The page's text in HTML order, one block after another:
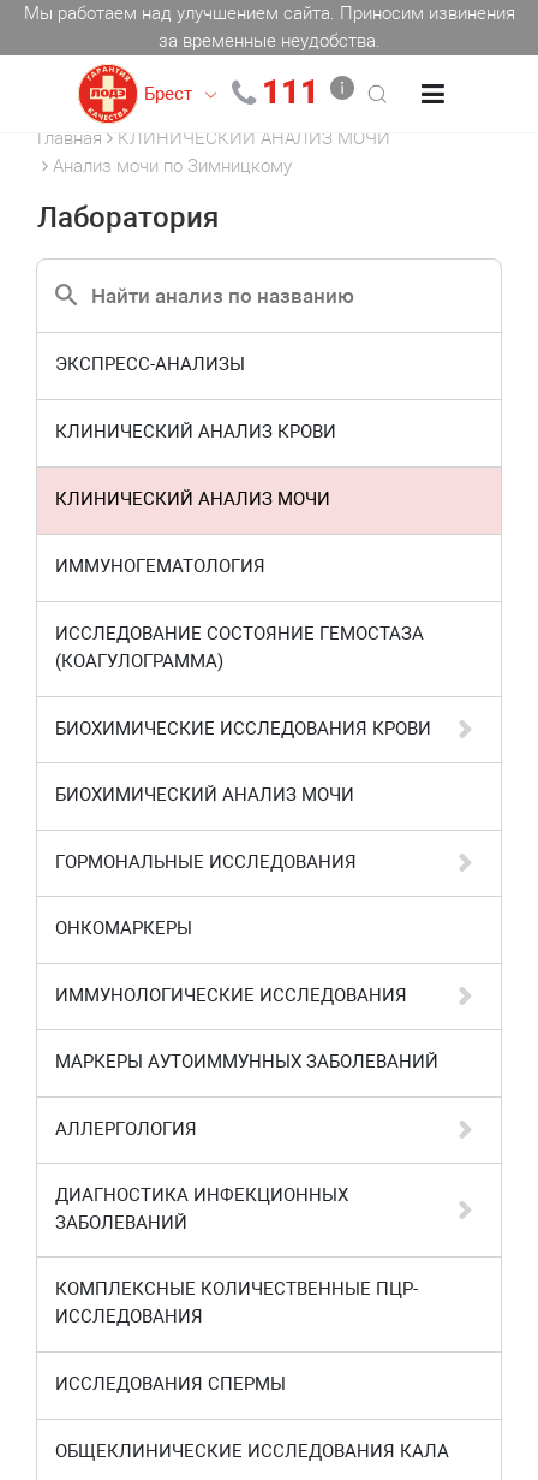
Мы работаем над улучшением сайта. Приносим извинения
за временные неудобства.
Брест 111
Главная
КЛИНИЧЕСКИЙ АНАЛИЗ МОЧИ
Анализ мочи по Зимницкому
Лаборатория
ЭКСПРЕСС-АНАЛИЗЫ
КЛИНИЧЕСКИЙ АНАЛИЗ КРОВИ
КЛИНИЧЕСКИЙ АНАЛИЗ МОЧИ
ИММУНОГЕМАТОЛОГИЯ
ИССЛЕДОВАНИЕ СОСТОЯНИЕ ГЕМОСТАЗА
(КОАГУЛОГРАММА)
БИОХИМИЧЕСКИЕ ИССЛЕДОВАНИЯ КРОВИ
БИОХИМИЧЕСКИЙ АНАЛИЗ МОЧИ
ГОРМОНАЛЬНЫЕ ИССЛЕДОВАНИЯ
ОНКОМАРКЕРЫ
ИММУНОЛОГИЧЕСКИЕ ИССЛЕДОВАНИЯ
МАРКЕРЫ АУТОИММУННЫХ ЗАБОЛЕВАНИЙ
АЛЛЕРГОЛОГИЯ
ДИАГНОСТИКА ИНФЕКЦИОННЫХ
ЗАБОЛЕВАНИЙ
КОМПЛЕКСНЫЕ КОЛИЧЕСТВЕННЫЕ ПЦР-
ИССЛЕДОВАНИЯ
ИССЛЕДОВАНИЯ СПЕРМЫ
ОБЩЕКЛИНИЧЕСКИЕ ИССЛЕДОВАНИЯ КАЛА